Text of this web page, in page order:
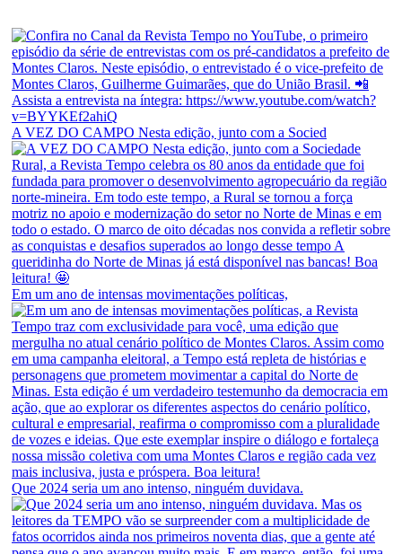
A VEZ DO CAMPO Nesta edição, junto com a Socied
Em um ano de intensas movimentações políticas,
Que 2024 seria um ano intenso, ninguém duvidava.